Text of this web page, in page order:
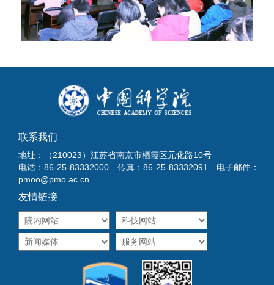
联系我们
地址：（210023）江苏省南京市栖霞区元化路10号
电话：86-25-83332000 传真：86-25-83332091 电子邮件：
pmoo@pmo.ac.cn
友情链接